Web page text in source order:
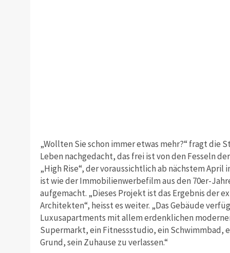
„Wollten Sie schon immer etwas mehr?“ fragt die
Leben nachgedacht, das frei ist von den Fesseln
„High Rise“, der voraussichtlich ab nächstem
ist wie der Immobilienwerbefilm aus den 70er-
aufgemacht. „Dieses Projekt ist das Ergebnis der
Architekten“, heisst es weiter. „Das Gebäude
Luxusapartments mit allem erdenklichen
Supermarkt, ein Fitnessstudio, ein Schwimmbad,
Grund, sein Zuhause zu verlassen.“